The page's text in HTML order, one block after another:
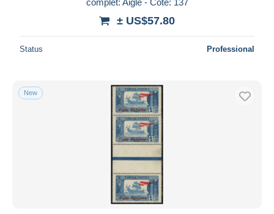
± US$57.80
Status Professional
New